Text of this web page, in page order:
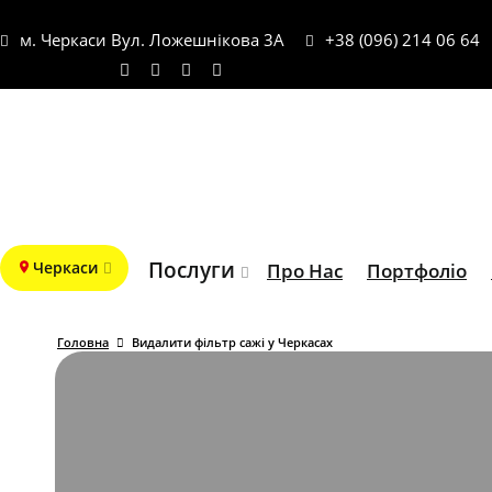
м. Черкаси Вул. Ложешнікова 3А +38 (096) 214 06 64
Черкаси Послуги Про Нас Портфоліо
Головна Видалити фільтр сажі у Черкасах